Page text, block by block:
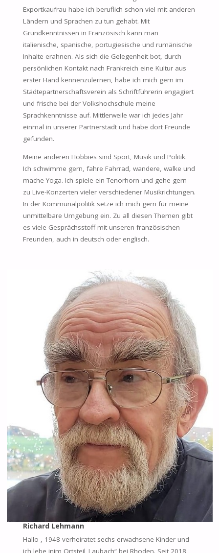
Exportkaufrau habe ich beruflich schon viel mit anderen
Ländern und Sprachen zu tun gehabt. Mit
Grundkenntnissen in Französisch kann man
italienische, spanische, portugiesische und rumänische
Inhalte erahnen. Als sich die Gelegenheit bot, durch
persönlichen Kontakt nach Frankreich eine Kultur aus
erster Hand kennenzulernen, habe ich mich gern im
Städtepartnerschaftsverein als Schriftführerin engagiert
und frische bei der Volkshochschule meine
Sprachkenntnisse auf. Mittlerweile war ich jedes Jahr
einmal in unserer Partnerstadt und habe dort Freunde
gefunden.
Meine anderen Hobbies sind Sport, Musik und Politik.
Ich schwimme gern, fahre Fahrrad, wandere, walke und
mache Yoga. Ich spiele ein Tenorhorn und gehe gern
zu Live-Konzerten vieler verschiedener Musikrichtungen.
In der Kommunalpolitik setze ich mich gern für meine
unmittelbare Umgebung ein. Zu all diesen Themen gibt
es viele Gesprächsstoff mit unseren französischen
Freunden, auch in deutsch oder englisch.
Richard Lehmann
Hallo , 1948 verheiratet sechs erwachsene Kinder und
ich lebe inim Ortsteil„Laubach“ bei Rhoden. Seit 2018